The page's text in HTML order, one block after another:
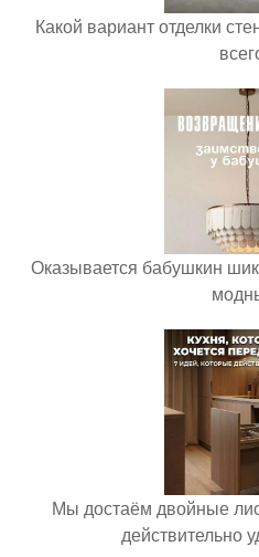
Какой вариант отделки
Оказывается бабушкин
Мы достаём двойные
действительно